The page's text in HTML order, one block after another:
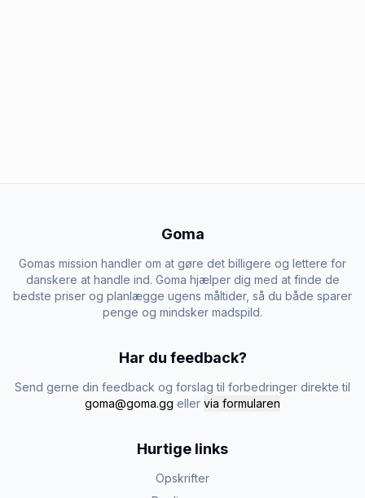
Goma
Gomas mission handler om at gøre det billigere og lettere for
danskere at handle ind. Goma hjælper dig med at finde de
bedste priser og planlægge ugens måltider, så du både sparer
penge og mindsker madspild.
Har du feedback?
Send gerne din feedback og forslag til forbedringer direkte til
goma@goma.gg eller via formularen
Hurtige links
Opskrifter